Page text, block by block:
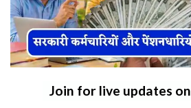
Join for live updates on